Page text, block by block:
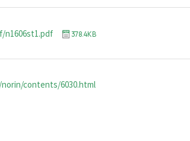
n1606st1.pdf 378.4KB
contents/6030.html